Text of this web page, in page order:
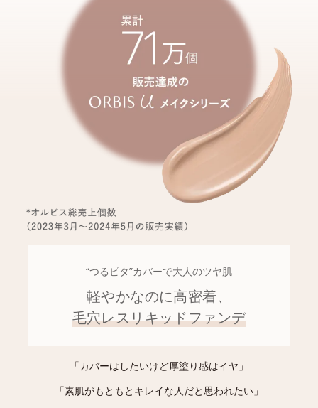
“つるピタ”カバーで大人のツヤ肌
軽やかなのに高密着、
毛穴レスリキッドファンデ
「カバーはしたいけど厚塗り感はイヤ」
「素肌がもともとキレイな人だと思われたい」